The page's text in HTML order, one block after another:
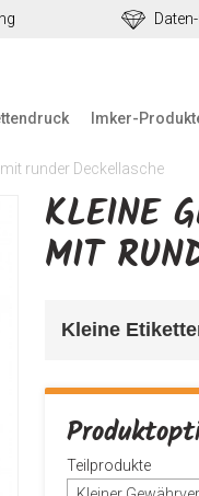
Imker-
runder Deckellasche
KLEINE
MIT
Kleine
Teilprodukte